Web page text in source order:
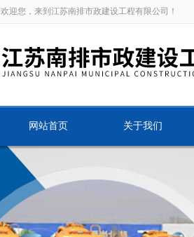
欢迎您，来到江苏南排市政建设工程有限公司！
网站首页 关于我们